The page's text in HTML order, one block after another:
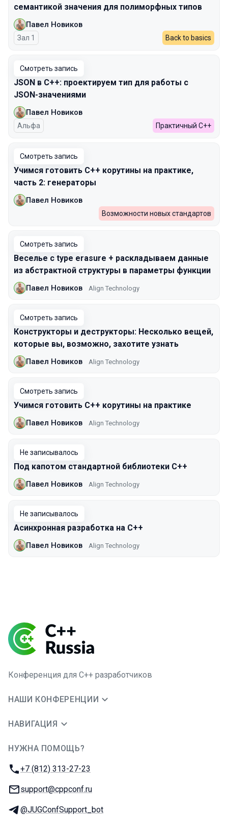
семантикой значения для полиморфных типов
Павел Новиков
Зал 1 Back to basics
Смотреть запись
JSON в C++: проектируем тип для работы с
JSON-значениями
Павел Новиков
Альфа Практичный C++
Смотреть запись
Учимся готовить C++ корутины на практике,
часть 2: генераторы
Павел Новиков
Возможности новых стандартов
Смотреть запись
Веселье с type erasure + раскладываем данные
из абстрактной структуры в параметры функции
Павел Новиков Align Technology
Смотреть запись
Конструкторы и деструкторы: Несколько вещей,
которые вы, возможно, захотите узнать
Павел Новиков Align Technology
Смотреть запись
Учимся готовить C++ корутины на практике
Павел Новиков Align Technology
Не записывалось
Под капотом стандартной библиотеки C++
Павел Новиков Align Technology
Не записывалось
Асинхронная разработка на C++
Павел Новиков Align Technology
Конференция для C++ разработчиков
НАШИ КОНФЕРЕНЦИИ
НАВИГАЦИЯ
НУЖНА ПОМОЩЬ?
Телефон:
+7 (812) 313-27-23
E-mail:
support@cppconf.ru
Телеграм:
@JUGConfSupport_bot